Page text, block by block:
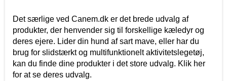
Det særlige ved Canem.dk er det brede udvalg af
produkter, der henvender sig til forskellige kæledyr og
deres ejere. Lider din hund af sart mave, eller har du
brug for slidstærkt og multifunktionelt aktivitetslegetøj,
kan du finde dine produkter i det store udvalg. Klik her
for at se deres udvalg.